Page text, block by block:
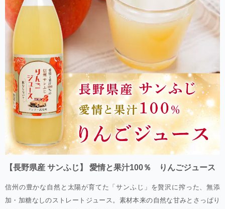
【長野県産 サンふじ】 愛情と果汁100％ りんごジュース
信州の豊かな自然と太陽が育てた「サンふじ」を贅沢に搾った、無添
加・加糖なしのストレートジュース。素材本来の自然な甘みとさっぱり